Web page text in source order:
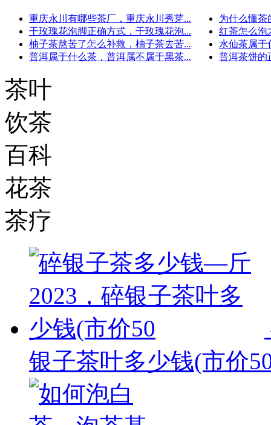
重庆永川有哪些茶厂，重庆永川秀芽...
为什么懂茶
干玫瑰花泡脚正确方式，干玫瑰花泡...
红茶怎么泡
柚子茶熬苦了怎么补救，柚子茶去苦...
水仙茶属于
普洱属于什么茶，普洱属不属于黑茶...
普洱茶饼的
茶叶
饮茶
百科
花茶
茶疗
银子茶叶多少钱(市价